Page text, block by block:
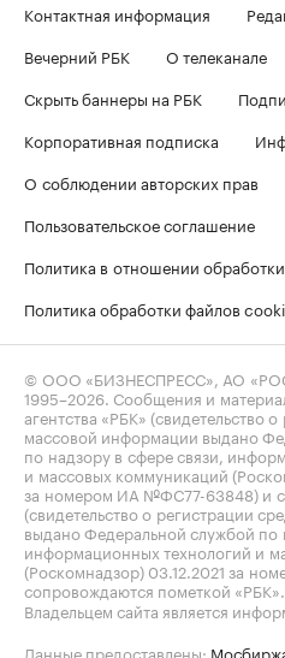
Контактная информация
Вечерний РБК
О телеканале
Скрыть баннеры на РБК
Корпоративная подписка
О соблюдении авторских прав
Пользовательское соглашение
Политика в отношении
Политика обработки файлов
© ООО «БИЗНЕСПРЕСС», АО
1995–2026 . Сообщения и
агентства «РБК» (свидетельство
массовой информации выдано
по надзору в сфере связи,
и массовых коммуникаций
за номером ИА №ФС77-63848) и
(свидетельство о регистрации
выдано Федеральной службой по
информационных технологий и
(Роскомнадзор) 03.12.2021 за
сопровождаются пометкой «РБК».
Владельцем сайта является
Данные предоставлены: